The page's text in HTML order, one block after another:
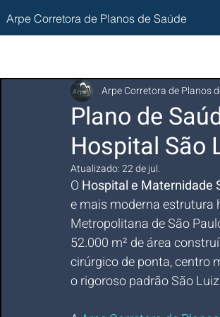
Arpe Corretora de Planos de Saúde
Plano de
Hospital São
Arpe Corretora de Planos
Atualizado:22 de jul.
O Hospital e Maternidade
e mais moderna estrutura
Metropolitana de São
52.000 m² de área
cirúrgico de ponta, centro
o rigoroso padrão São